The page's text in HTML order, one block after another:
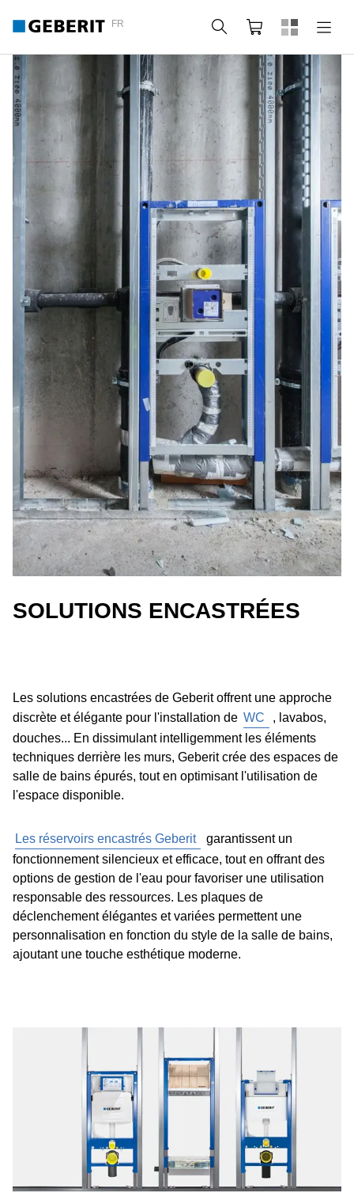
FR Rechercher
Panier
SOLUTIONS ENCASTRÉES
Les solutions encastrées de Geberit offrent une approche
discrète et élégante pour l'installation de WC
, lavabos,
douches... En dissimulant intelligemment les éléments
techniques derrière les murs, Geberit crée des espaces de
salle de bains épurés, tout en optimisant l'utilisation de
l'espace disponible.
Les réservoirs encastrés Geberit
garantissent un
fonctionnement silencieux et efficace, tout en offrant des
options de gestion de l'eau pour favoriser une utilisation
responsable des ressources. Les plaques de
déclenchement élégantes et variées permettent une
personnalisation en fonction du style de la salle de bains,
ajoutant une touche esthétique moderne.